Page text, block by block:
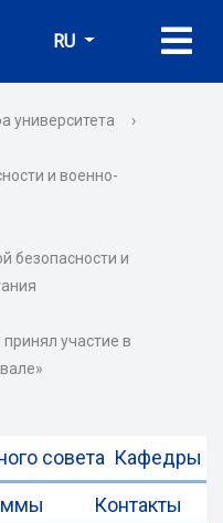
RU
университета
›
и военно-
безопасности и
участие в
совета Кафедры
Контакты